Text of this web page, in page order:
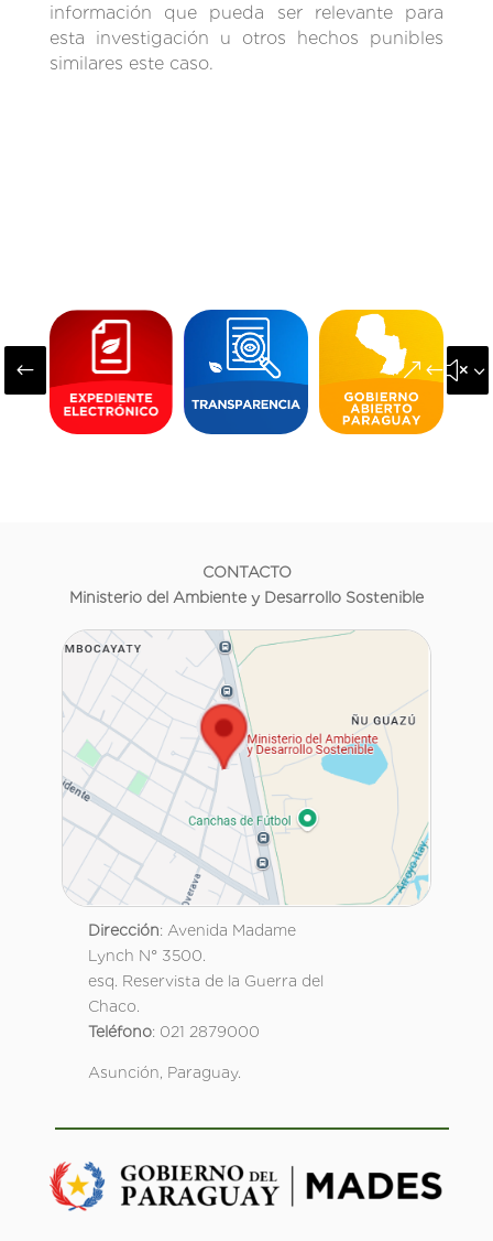
información que pueda ser relevante para
esta investigación u otros hechos punibles
similares este caso.
#
CONTACTO
Ministerio del Ambiente y Desarrollo Sostenible
Dirección: Avenida Madame
Lynch N° 3500.
esq. Reservista de la Guerra del
Chaco.
Teléfono: 021 2879000
Asunción, Paraguay.